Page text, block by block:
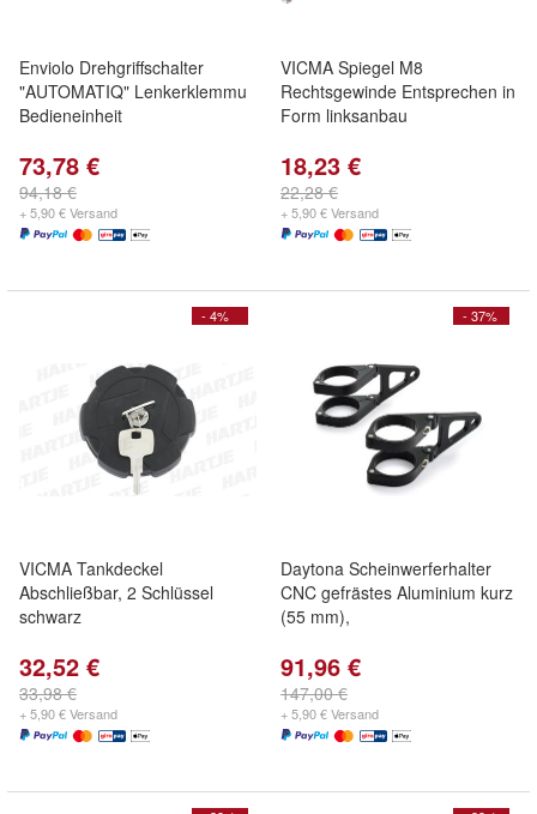
Enviolo Drehgriffschalter
"AUTOMATIQ" Lenkerklemmu
Bedieneinheit
73,78 €
94,18 €
+ 5,90 € Versand
VICMA Spiegel M8
Rechtsgewinde Entsprechen in
Form linksanbau
18,23 €
22,28 €
+ 5,90 € Versand
- 4%
VICMA Tankdeckel
Abschließbar, 2 Schlüssel
schwarz
32,52 €
33,98 €
+ 5,90 € Versand
- 37%
Daytona Scheinwerferhalter
CNC gefrästes Aluminium kurz
(55 mm),
91,96 €
147,00 €
+ 5,90 € Versand